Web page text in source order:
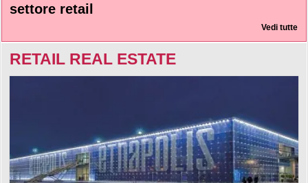
settore retail
Vedi tutte
RETAIL REAL ESTATE